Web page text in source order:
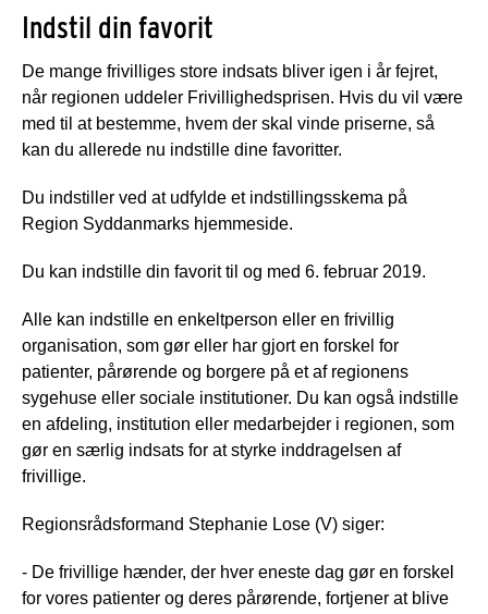
Indstil din favorit
De mange frivilliges store indsats bliver igen i år fejret,
når regionen uddeler Frivillighedsprisen. Hvis du vil være
med til at bestemme, hvem der skal vinde priserne, så
kan du allerede nu indstille dine favoritter.
Du indstiller ved at udfylde et indstillingsskema på
Region Syddanmarks hjemmeside.
Du kan indstille din favorit til og med 6. februar 2019.
Alle kan indstille en enkeltperson eller en frivillig
organisation, som gør eller har gjort en forskel for
patienter, pårørende og borgere på et af regionens
sygehuse eller sociale institutioner. Du kan også indstille
en afdeling, institution eller medarbejder i regionen, som
gør en særlig indsats for at styrke inddragelsen af
frivillige.
Regionsrådsformand Stephanie Lose (V) siger:
- De frivillige hænder, der hver eneste dag gør en forskel
for vores patienter og deres pårørende, fortjener at blive